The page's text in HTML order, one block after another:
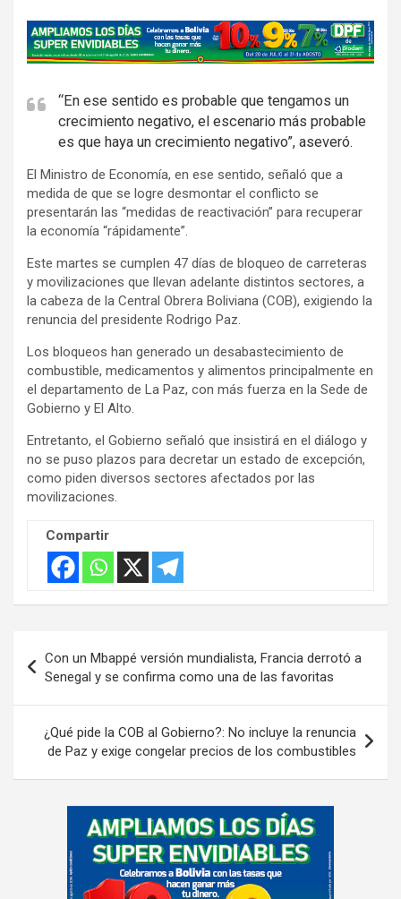
A
d
e
i
s
e
m
e
n
t
“En ese sentido es probable que tengamos un
crecimiento negativo, el escenario más probable
es que haya un crecimiento negativo”, aseveró.
El Ministro de Economía, en ese sentido, señaló que a
medida de que se logre desmontar el conflicto se
presentarán las “medidas de reactivación” para recuperar
la economía “rápidamente”.
Este martes se cumplen 47 días de bloqueo de carreteras
y movilizaciones que llevan adelante distintos sectores, a
la cabeza de la Central Obrera Boliviana (COB), exigiendo la
renuncia del presidente Rodrigo Paz.
Los bloqueos han generado un desabastecimiento de
combustible, medicamentos y alimentos principalmente en
el departamento de La Paz, con más fuerza en la Sede de
Gobierno y El Alto.
Entretanto, el Gobierno señaló que insistirá en el diálogo y
no se puso plazos para decretar un estado de excepción,
como piden diversos sectores afectados por las
movilizaciones.
Compartir
de
entradas
Con un Mbappé versión mundialista, Francia derrotó a
Senegal y se confirma como una de las favoritas
¿Qué pide la COB al Gobierno?: No incluye la renuncia
de Paz y exige congelar precios de los combustibles